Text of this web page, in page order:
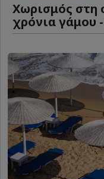
Χωρισμός στη
χρόνια γάμου